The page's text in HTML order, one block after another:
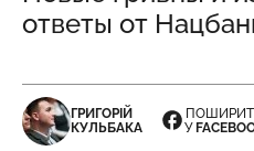
ответы от
ГРИГОРІЙ
КУЛЬБАКА
У